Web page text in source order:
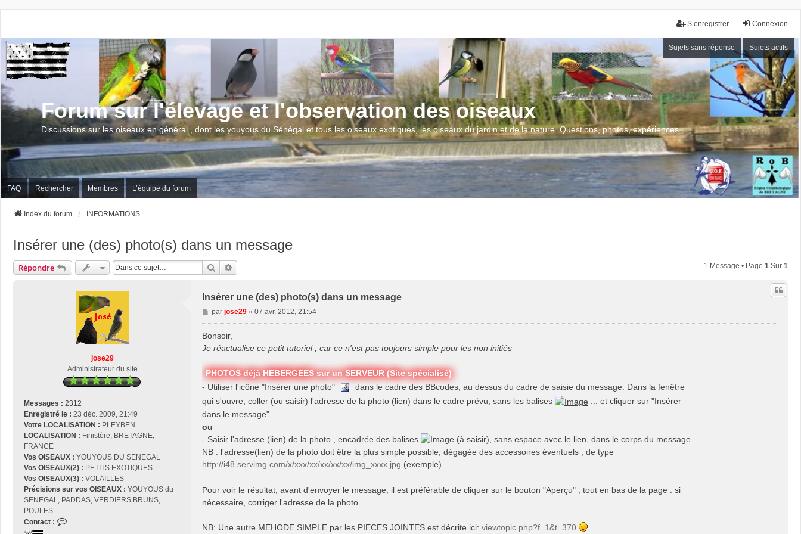
Connexion
S’enregistrer
Sujets sans réponse Sujets actifs
Forum sur l'élevage et l'observation des oiseaux
Discussions sur les oiseaux en général , dont les youyous du Sénégal et tous les oiseaux exotiques, les oiseaux du jardin et de la nature. Questions, photos, expériences.
FAQ Rechercher Membres L’équipe du forum
Index du forum INFORMATIONS
Insérer une (des) photo(s) dans un message
Répondre Rechercher 1 Message • Page 1 Sur 1
jose29
Administrateur du site
Messages : 2312
Enregistré le : 23 déc. 2009, 21:49
Votre LOCALISATION : PLEYBEN
LOCALISATION : Finistère, BRETAGNE,
FRANCE
Vos OISEAUX : YOUYOUS DU SENEGAL
Vos OISEAUX(2) : PETITS EXOTIQUES
Vos OISEAUX(3) : VOLAILLES
Précisions sur vos OISEAUX : YOUYOUS du
SENEGAL, PADDAS, VERDIERS BRUNS,
POULES
Contact :
Insérer une (des) photo(s) dans un message
M
e
a
g
e
par jose29» 07 avr. 2012, 21:54
Bonsoir,
Je réactualise ce petit tutoriel , car ce n'est pas toujours simple pour les non initiés
PHOTOS déjà HEBERGEES sur un SERVEUR (Site spécialisé)
- Utiliser l'icône "Insérer une photo"
dans le cadre des BBcodes, au dessus du cadre de saisie du message. Dans la fenêtre
qui s'ouvre, coller (ou saisir) l'adresse de la photo (lien) dans le cadre prévu, sans les balises
... et cliquer sur "Insérer
dans le message".
ou
- Saisir l'adresse (lien) de la photo , encadrée des balises
(à saisir), sans espace avec le lien, dans le corps du message.
NB : l'adresse(lien) de la photo doit être la plus simple possible, dégagée des accessoires éventuels , de type
http://i48.servimg.com/x/xxx/xx/xx/xx/xx/img_xxxx.jpg (exemple).
Pour voir le résultat, avant d'envoyer le message, il est préférable de cliquer sur le bouton "Aperçu" , tout en bas de la page : si
nécessaire, corriger l'adresse de la photo.
NB: Une autre MEHODE SIMPLE par les PIECES JOINTES est décrite ici: viewtopic.php?f=1&t=370